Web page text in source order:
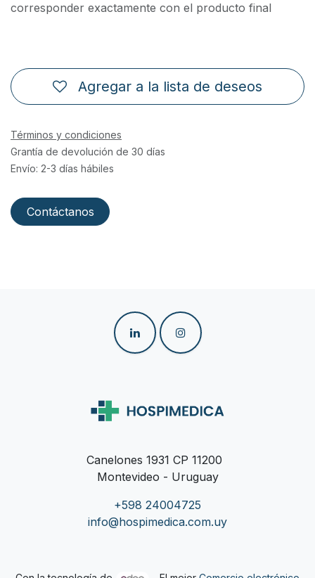
corresponder exactamente con el producto final
Agregar a la lista de deseos
Términos y condiciones
Grantía de devolución de 30 días
Envío: 2-3 días hábiles
Contáctanos
Canelones 1931 CP 11200
Montevideo - Uruguay
+598 24004725
info@hospimedica.com.uy